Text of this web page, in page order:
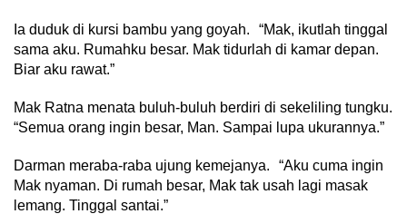
Ia duduk di kursi bambu yang goyah. “Mak, ikutlah tinggal
sama aku. Rumahku besar. Mak tidurlah di kamar depan.
Biar aku rawat.”
Mak Ratna menata buluh-buluh berdiri di sekeliling tungku.
“Semua orang ingin besar, Man. Sampai lupa ukurannya.”
Darman meraba-raba ujung kemejanya. “Aku cuma ingin
Mak nyaman. Di rumah besar, Mak tak usah lagi masak
lemang. Tinggal santai.”